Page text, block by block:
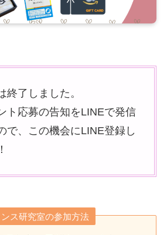
終了しました。
ト応募の告知をLINEで発信
で、この機会にLINE登録し
ス研究室の参加方法